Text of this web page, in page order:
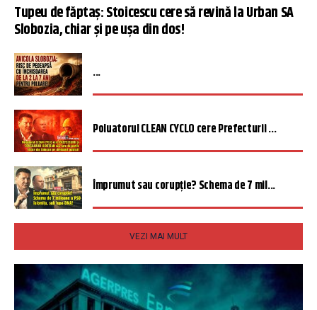
Tupeu de făptaș: Stoicescu cere să revină la Urban SA
Slobozia, chiar și pe ușa din dos!
...
Poluatorul CLEAN CYCLO cere Prefecturii ...
Împrumut sau corupție? Schema de 7 mil...
VEZI MAI MULT